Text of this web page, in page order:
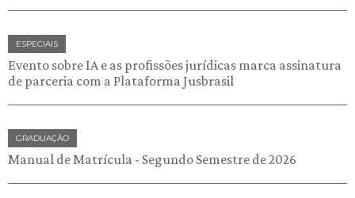
ESPECIAIS
Evento sobre IA e as profissões jurídicas marca assinatura
de parceria com a Plataforma Jusbrasil
GRADUAÇÃO
Manual de Matrícula - Segundo Semestre de 2026